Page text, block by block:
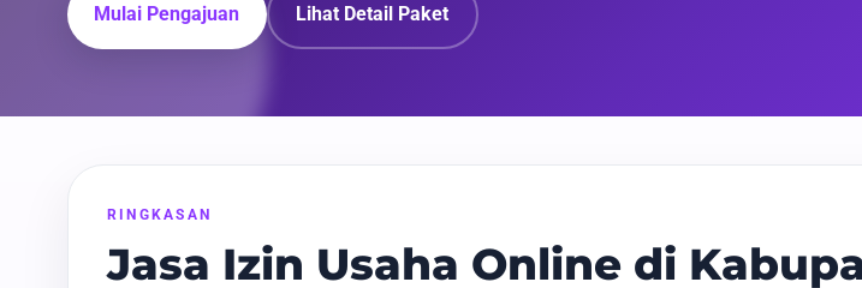
Mulai Pengajuan Lihat Detail Paket
RINGKASAN
Jasa Izin Usaha Online di